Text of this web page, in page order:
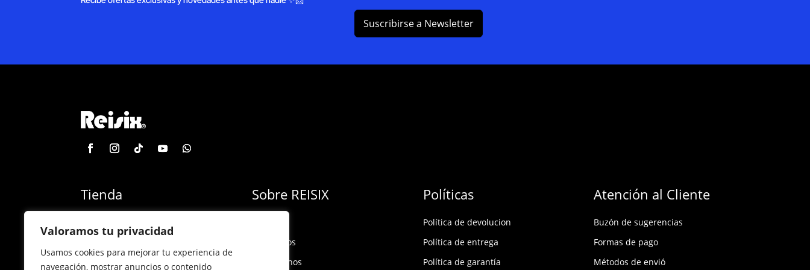
Valoramos tu privacidad
Usamos cookies para mejorar tu experiencia de
navegación, mostrar anuncios o contenido
Suscribirse a Newsletter
Tienda
¡Las mejores ofertas!
Sobre REISIX
Conócenos
Contáctanos
Políticas
Política de devolucion
Política de entrega
Política de garantía
Atención al Cliente
Buzón de sugerencias
Formas de pago
Métodos de envió